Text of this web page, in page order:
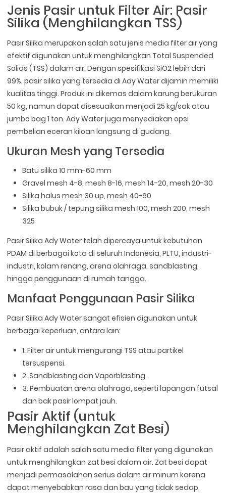
Jenis Pasir untuk Filter Air: Pasir
Silika (Menghilangkan TSS)
Pasir Silika merupakan salah satu jenis media filter air yang
efektif digunakan untuk menghilangkan Total Suspended
Solids (TSS) dalam air. Dengan spesifikasi SiO2 lebih dari
99%, pasir silika yang tersedia di Ady Water dijamin memiliki
kualitas tinggi. Produk ini dikemas dalam karung berukuran
50 kg, namun dapat disesuaikan menjadi 25 kg/sak atau
jumbo bag 1 ton. Ady Water juga menyediakan opsi
pembelian eceran kiloan langsung di gudang.
Ukuran Mesh yang Tersedia
Batu silika 10 mm-60 mm
Gravel mesh 4-8, mesh 8-16, mesh 14-20, mesh 20-30
Silika halus mesh 30 up, mesh 40-60
Silika bubuk / tepung silika mesh 100, mesh 200, mesh
325
Pasir Silika Ady Water telah dipercaya untuk kebutuhan
PDAM di berbagai kota di seluruh Indonesia, PLTU, industri-
industri, kolam renang, arena olahraga, sandblasting,
hingga penggunaan di rumah tangga.
Manfaat Penggunaan Pasir Silika
Pasir Silika Ady Water sangat efisien digunakan untuk
berbagai keperluan, antara lain:
1. Filter air untuk mengurangi TSS atau partikel
tersuspensi.
2. Sandblasting dan Vaporblasting.
3. Pembuatan arena olahraga, seperti lapangan futsal
dan bak pasir lompat jauh.
Pasir Aktif (untuk
Menghilangkan Zat Besi)
Pasir aktif adalah salah satu media filter yang digunakan
untuk menghilangkan zat besi dalam air. Zat besi dapat
menjadi permasalahan serius dalam air minum karena
dapat menyebabkan rasa dan bau yang tidak sedap,